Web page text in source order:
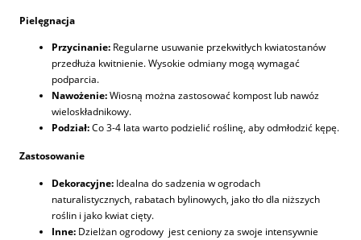
Pielęgnacja
Przycinanie: Regularne usuwanie przekwitłych kwiatostanów
przedłuża kwitnienie. Wysokie odmiany mogą wymagać
podparcia.
Nawożenie:Wiosną można zastosować kompost lub nawóz
wieloskładnikowy.
Podział:Co 3-4 lata warto podzielić roślinę, aby odmłodzić kępę.
Zastosowanie
Dekoracyjne: Idealna do sadzenia w ogrodach
naturalistycznych, rabatach bylinowych, jako tło dla niższych
roślin i jako kwiat cięty.
Inne: Dzielżan ogrodowy jest ceniony za swoje intensywnie